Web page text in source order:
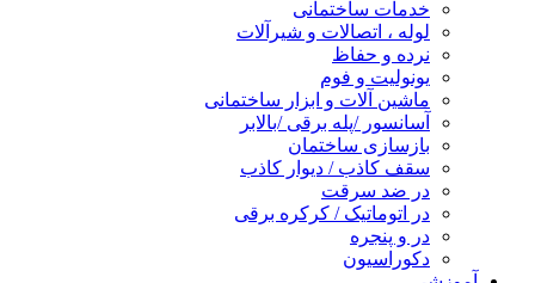
خدمات ساختمانی
لوله ، اتصالات و شیرآلات
نرده و حفاظ
یونولیت و فوم
ماشین آلات و ابزار ساختمانی
آسانسور /پله برقی /بالابر
بازسازی ساختمان
سقف کاذب / دیوار کاذب
در ضد سرقت
در اتوماتیک / کرکره برقی
در و پنجره
دکوراسیون